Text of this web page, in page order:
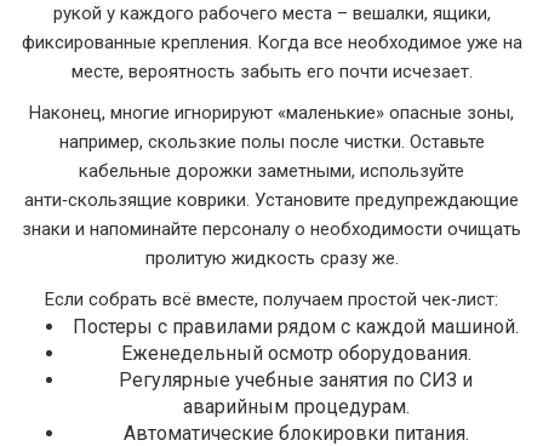
рукой у каждого рабочего места – вешалки, ящики,
фиксированные крепления. Когда все необходимое уже на
месте, вероятность забыть его почти исчезает.
Наконец, многие игнорируют «маленькие» опасные зоны,
например, скользкие полы после чистки. Оставьте
кабельные дорожки заметными, используйте
анти‑скользящие коврики. Установите предупреждающие
знаки и напоминайте персоналу о необходимости очищать
пролитую жидкость сразу же.
Если собрать всё вместе, получаем простой чек‑лист:
Постеры с правилами рядом с каждой машиной.
Еженедельный осмотр оборудования.
Регулярные учебные занятия по СИЗ и
аварийным процедурам.
Автоматические блокировки питания.